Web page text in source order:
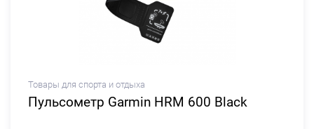
Товары для спорта и отдыха
Пульсометр Garmin HRM 600 Black